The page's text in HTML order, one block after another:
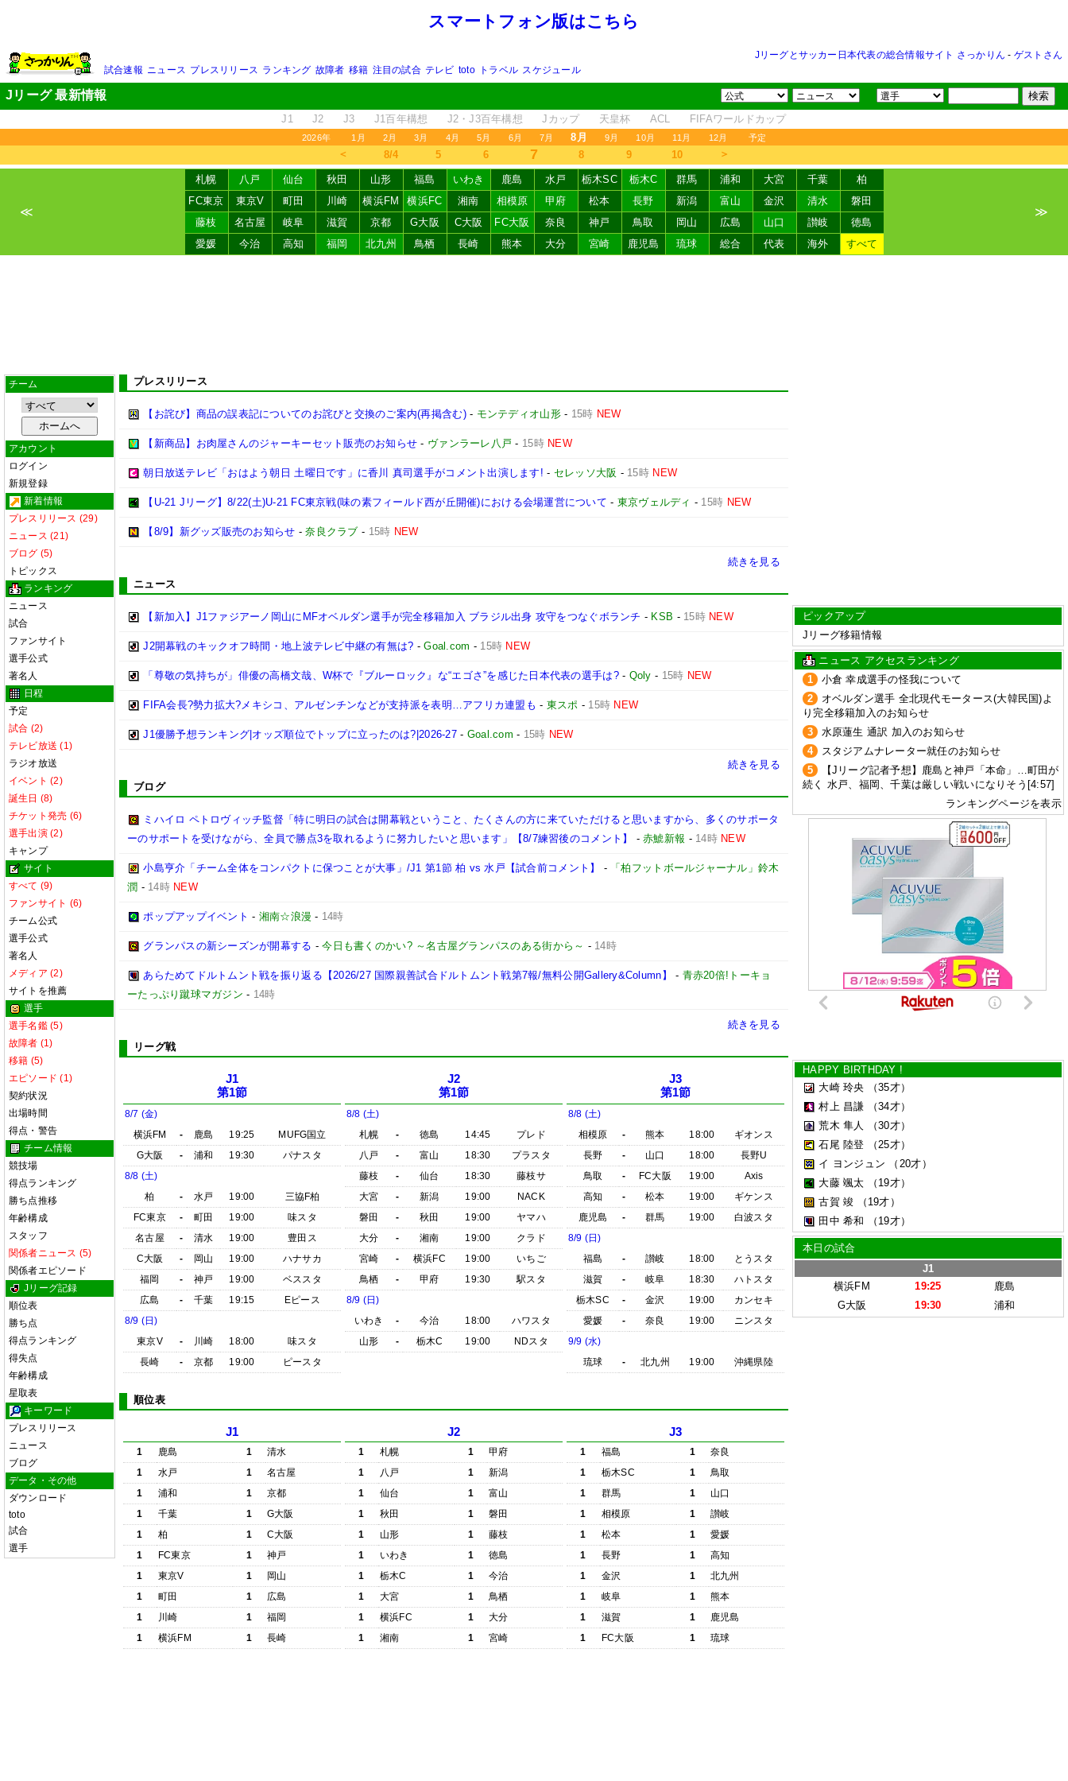
スマートフォン版はこちら
Jリーグとサッカー日本代表の総合情報サイト さっかりん - ゲストさん
試合速報 ニュース プレスリリース ランキング 故障者 移籍 注目の試合 テレビ toto トラベル スケジュール
Jリーグ 最新情報
J1 J2 J3 J1百年構想 J2・J3百年構想 Jカップ 天皇杯 ACL FIFAワールドカップ
2026年 1月 2月 3月 4月 5月 6月 7月 8月 9月 10月 11月 12月 予定
＜ 8/4 5 6 7 8 9 10 ＞
≪
札幌 八戸 仙台 秋田 山形 福島 いわき 鹿島 水戸 栃木SC 栃木C 群馬 浦和 大宮 千葉
柏
FC東京
東京V 町田 川崎 横浜FM 横浜FC 湘南 相模原 甲府 松本 長野 新潟 富山 金沢 清水
磐田
藤枝
名古屋 岐阜 滋賀 京都 G大阪 C大阪 FC大阪 奈良 神戸 鳥取 岡山 広島 山口 讃岐
徳島
愛媛
今治 高知 福岡 北九州 鳥栖 長崎 熊本 大分 宮崎 鹿児島 琉球 総合 代表 海外 すべて
≫
チーム
アカウント
ログイン
新規登録
新着情報
プレスリリース (29)
ニュース (21)
ブログ (5)
トピックス
ランキング
ニュース
試合
ファンサイト
選手公式
著名人
日程
予定
試合 (2)
テレビ放送 (1)
ラジオ放送
イベント (2)
誕生日 (8)
チケット発売 (6)
選手出演 (2)
キャンプ
サイト
すべて (9)
ファンサイト (6)
チーム公式
選手公式
著名人
メディア (2)
サイトを推薦
選手
選手名鑑 (5)
故障者 (1)
移籍 (5)
エピソード (1)
契約状況
出場時間
得点・警告
チーム情報
競技場
得点ランキング
勝ち点推移
年齢構成
スタッフ
関係者ニュース (5)
関係者エピソード
Jリーグ記録
順位表
勝ち点
得点ランキング
得失点
年齢構成
星取表
キーワード
プレスリリース
ニュース
ブログ
データ・その他
ダウンロード
toto
試合
選手
プレスリリース
【お詫び】商品の誤表記についてのお詫びと交換のご案内(再掲含む)- モンテディオ山形- 15時 NEW
【新商品】お肉屋さんのジャーキーセット販売のお知らせ - ヴァンラーレ八戸 - 15時 NEW
朝日放送テレビ「おはよう朝日 土曜日です」に香川 真司選手がコメント出演します! - セレッソ大阪 - 15時 NEW
【U-21 Jリーグ】8/22(土)U-21 FC東京戦(味の素フィールド西が丘開催)における会場運営について - 東京ヴェルディ - 15時 NEW
【8/9】新グッズ販売のお知らせ -奈良クラブ - 15時 NEW
続きを見る
ニュース
【新加入】J1ファジアーノ岡山にMFオベルダン選手が完全移籍加入 ブラジル出身 攻守をつなぐボランチ - KSB - 15時 NEW
J2開幕戦のキックオフ時間・地上波テレビ中継の有無は? -Goal.com - 15時 NEW
「尊敬の気持ちが」俳優の高橋文哉、W杯で『ブルーロック』な“エゴさ”を感じた日本代表の選手は?- Qoly - 15時 NEW
FIFA会長?勢力拡大?メキシコ、アルゼンチンなどが支持派を表明…アフリカ連盟も - 東スポ - 15時 NEW
J1優勝予想ランキング|オッズ順位でトップに立ったのは?|2026-27- Goal.com - 15時 NEW
続きを見る
ブログ
ミハイロ ペトロヴィッチ監督「特に明日の試合は開幕戦ということ、たくさんの方に来ていただけると思いますから、多くのサポータ
ーのサポートを受けながら、全員で勝点3を取れるように努力したいと思います」【8/7練習後のコメント】
-赤鯱新報 - 14時 NEW
小島亨介「チーム全体をコンパクトに保つことが大事」/J1 第1節 柏 vs 水戸【試合前コメント】 -
「柏フットボールジャーナル」鈴木
潤 - 14時 NEW
ポップアップイベント - 湘南☆浪漫 - 14時
グランパスの新シーズンが開幕する -今日も書くのかい? ～名古屋グランパスのある街から～ - 14時
あらためてドルトムント戦を振り返る【2026/27 国際親善試合ドルトムント戦第7報/無料公開Gallery&Column】 - 青赤20倍!トーキョ
ーたっぷり蹴球マガジン - 14時
続きを見る
リーグ戦
J1
第1節
8/7 (金)
横浜FM
- 鹿島 19:25
MUFG国立
G大阪
- 浦和 19:30
パナスタ
8/8 (土)
柏
- 水戸 19:00
三協F柏
FC東京
- 町田 19:00
味スタ
名古屋
- 清水 19:00
豊田ス
C大阪
- 岡山 19:00
ハナサカ
福岡
- 神戸 19:00
ベススタ
広島
- 千葉 19:15
Eピース
8/9 (日)
東京V
- 川崎 18:00
味スタ
長崎
- 京都 19:00 ピースタ
J2
第1節
8/8 (土)
札幌
- 徳島 14:45
プレド
八戸
- 富山 18:30
プラスタ
藤枝
- 仙台 18:30
藤枝サ
大宮
- 新潟 19:00
NACK
磐田
- 秋田 19:00
ヤマハ
大分
- 湘南 19:00
クラド
宮崎
- 横浜FC 19:00
いちご
鳥栖
- 甲府 19:30
駅スタ
8/9 (日)
いわき
- 今治 18:00
ハワスタ
山形
- 栃木C 19:00 NDスタ
J3
第1節
8/8 (土)
相模原
- 熊本 18:00
ギオンス
長野
- 山口 18:00
長野U
鳥取
- FC大阪 19:00
Axis
高知
- 松本 19:00
ギケンス
鹿児島
- 群馬 19:00
白波スタ
8/9 (日)
福島
- 讃岐 18:00
とうスタ
滋賀
- 岐阜 18:30
ハトスタ
栃木SC
- 金沢 19:00
カンセキ
愛媛
- 奈良 19:00
ニンスタ
9/9 (水)
琉球
- 北九州 19:00 沖縄県陸
順位表
J1
1 鹿島 1
清水
1
水戸 1
名古屋
1
浦和 1
京都
1
千葉 1
G大阪
1
柏 1
C大阪
1
FC東京 1
神戸
1
東京V 1
岡山
1
町田 1
広島
1
川崎 1
福岡
1
横浜FM 1 長崎
J2
1 札幌 1
甲府
1
八戸 1
新潟
1
仙台 1
富山
1
秋田 1
磐田
1
山形 1
藤枝
1
いわき 1
徳島
1
栃木C 1
今治
1
大宮 1
鳥栖
1
横浜FC 1
大分
1
湘南 1 宮崎
J3
1 福島 1
奈良
1
栃木SC 1
鳥取
1
群馬 1
山口
1
相模原 1
讃岐
1
松本 1
愛媛
1
長野 1
高知
1
金沢 1
北九州
1
岐阜 1
熊本
1
滋賀 1
鹿児島
1
FC大阪 1 琉球
ピックアップ
Jリーグ移籍情報
ニュース アクセスランキング
1
小倉 幸成選手の怪我について
2
オベルダン選手 全北現代モータース(大韓民国)よ
り完全移籍加入のお知らせ
3
水原蓮生 通訳 加入のお知らせ
4
スタジアムナレーター就任のお知らせ
5
【Jリーグ記者予想】鹿島と神戸「本命」…町田が
続く 水戸、福岡、千葉は厳しい戦いになりそう[4:57]
ランキングページを表示
HAPPY BIRTHDAY !
大崎 玲央
（35才）
村上 昌謙
（34才）
荒木 隼人
（30才）
石尾 陸登
（25才）
イ ヨンジュン
（20才）
大藤 颯太
（19才）
古賀 竣
（19才）
田中 希和
（19才）
本日の試合
J1
横浜FM
19:25
鹿島
G大阪
19:30 浦和